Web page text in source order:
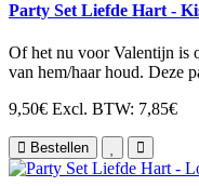
Party Set Liefde Hart -
Of het nu voor Valentijn is
van hem/haar houd. Deze
9,50€ Excl. BTW: 7,85€
Bestellen